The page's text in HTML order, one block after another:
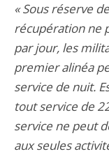
« Sous réserve
récupération ne
par jour, les
premier alinéa
service de nuit.
tout service de
service ne peut
aux seules